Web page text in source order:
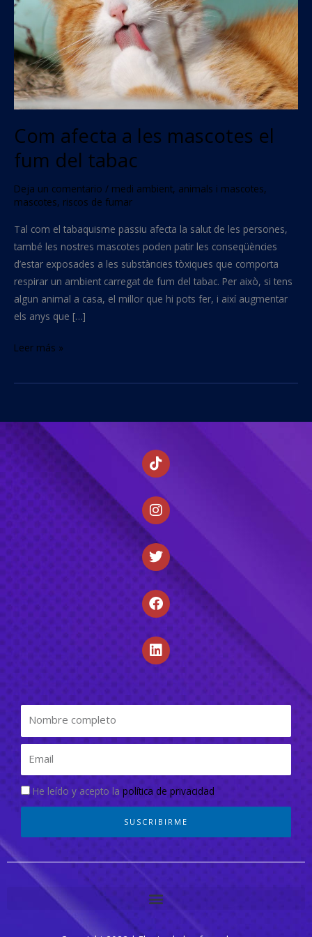
Com afecta a les mascotes el
fum del tabac
Deja un comentario / medi ambient, animals i mascotes,
mascotes, riscos de fumar
Tal com el tabaquisme passiu afecta la salut de les persones,
també les nostres mascotes poden patir les conseqüències
d’estar exposades a les substàncies tòxiques que comporta
respirar un ambient carregat de fum del tabac. Per això, si tens
algun animal a casa, el millor que hi pots fer, i així augmentar
els anys que […]
el
fum
del
tabac
Leer más »
He leído y acepto la política de privacidad
SUSCRIBIRME